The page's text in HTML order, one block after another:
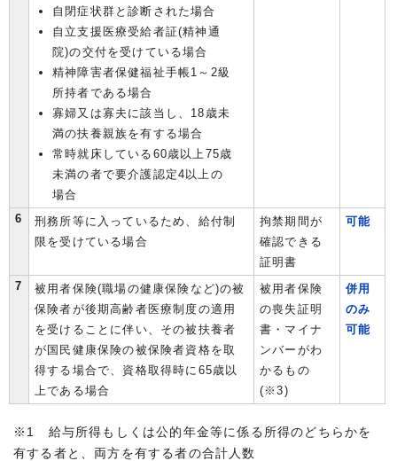
自閉症状群と診断された場合
自立支援医療受給者証(精神通
院)の交付を受けている場合
精神障害者保健福祉手帳1～2級
所持者である場合
寡婦又は寡夫に該当し、18歳未
満の扶養親族を有する場合
常時就床している60歳以上75歳
未満の者で要介護認定4以上の
場合
6
刑務所等に入っているため、給付制
限を受けている場合
拘禁期間が
確認できる
証明書
可能
7
被用者保険(職場の健康保険など)の被
保険者が後期高齢者医療制度の適用
を受けることに伴い、その被扶養者
が国民健康保険の被保険者資格を取
得する場合で、資格取得時に65歳以
上である場合
被用者保険
の喪失証明
書・マイナ
ンバーがわ
かるもの
(※3)
併用
のみ
可能
※1 給与所得もしくは公的年金等に係る所得のどちらかを
有する者と、両方を有する者の合計人数